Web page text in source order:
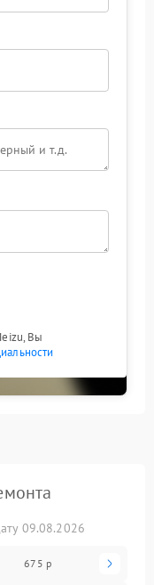
Вы
09.08.2026
675 р